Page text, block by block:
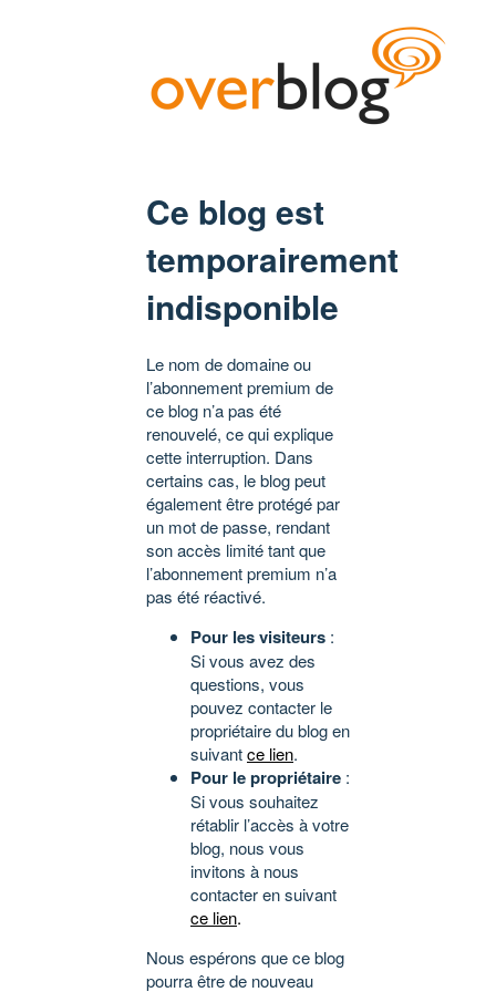
Ce blog est
temporairement
indisponible
Le nom de domaine ou
l’abonnement premium de
ce blog n’a pas été
renouvelé, ce qui explique
cette interruption. Dans
certains cas, le blog peut
également être protégé par
un mot de passe, rendant
son accès limité tant que
l’abonnement premium n’a
pas été réactivé.
Pour les visiteurs :
Si vous avez des
questions, vous
pouvez contacter le
propriétaire du blog en
suivantce lien.
Pour le propriétaire :
Si vous souhaitez
rétablir l’accès à votre
blog, nous vous
invitons à nous
contacter en suivant
ce lien.
Nous espérons que ce blog
pourra être de nouveau